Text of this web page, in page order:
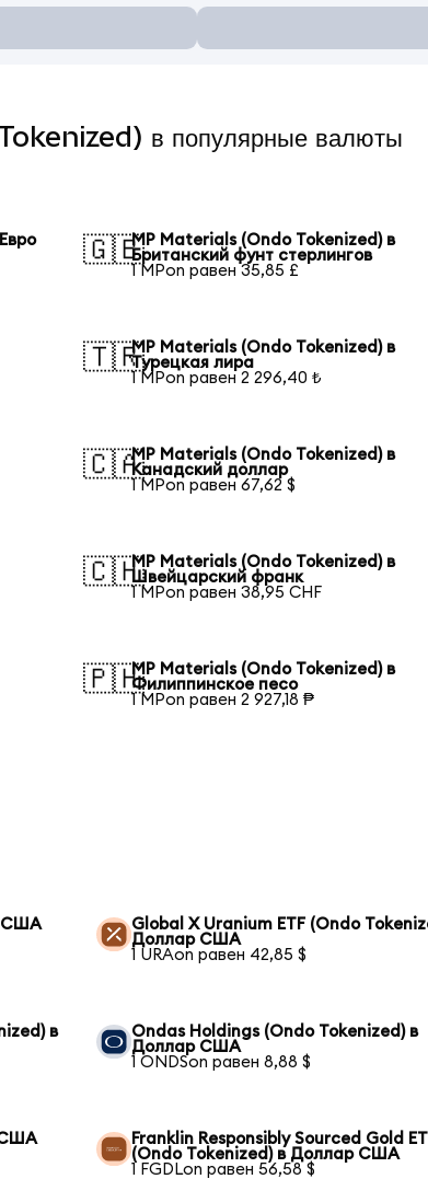
в популярные валюты
🇬🇧MP Materials (Ondo Tokenized) в
Британский фунт стерлингов
1 MPon равен 35,85 £
🇹🇷MP Materials (Ondo Tokenized) в
Турецкая лира
1 MPon равен 2 296,40 ₺
🇨🇦MP Materials (Ondo Tokenized) в
Канадский доллар
1 MPon равен 67,62 $
🇨🇭MP Materials (Ondo Tokenized) в
Швейцарский франк
1 MPon равен 38,95 CHF
🇵🇭MP Materials (Ondo Tokenized) в
Филиппинское песо
1 MPon равен 2 927,18 ₱
США
Global X Uranium ETF (Ondo
Доллар США
1 URAon равен 42,85 $
в
Ondas Holdings (Ondo Tokenized) в
Доллар США
1 ONDSon равен 8,88 $
США
Franklin Responsibly Sourced Gold
(Ondo Tokenized) в Доллар США
1 FGDLon равен 56,58 $